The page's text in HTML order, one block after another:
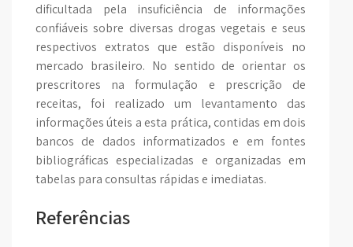
dificultada pela insuficiência de informações
confiáveis sobre diversas drogas vegetais e seus
respectivos extratos que estão disponíveis no
mercado brasileiro. No sentido de orientar os
prescritores na formulação e prescrição de
receitas, foi realizado um levantamento das
informações úteis a esta prática, contidas em dois
bancos de dados informatizados e em fontes
bibliográficas especializadas e organizadas em
tabelas para consultas rápidas e imediatas.
Referências